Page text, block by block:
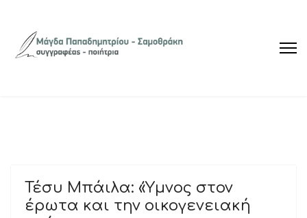
Τέσυ Μπάιλα: «Ύμνος στον
έρωτα και την οικογενειακή